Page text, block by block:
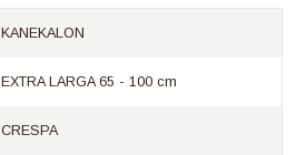
KANEKALON
EXTRA LARGA 65 - 100 cm
CRESPA